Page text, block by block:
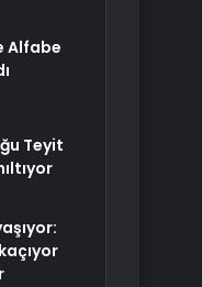
Alfabe
Teyit